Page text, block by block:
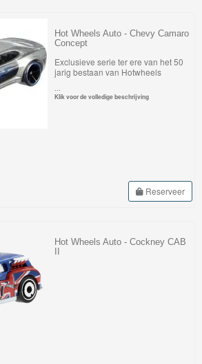
Hot Wheels Auto - Chevy Camaro
Concept
Exclusieve serie ter ere van het 50
jarig bestaan van Hotwheels
Klik voor de volledige beschrijving
Reserveer
Hot Wheels Auto - Cockney CAB